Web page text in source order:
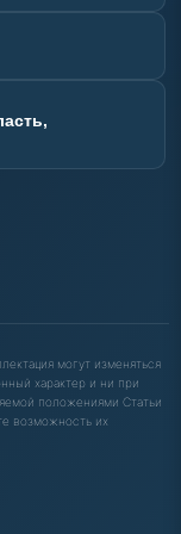
могут изменяться
характер и ни при
положениями Статьи
возможность их